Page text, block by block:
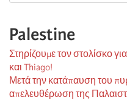
Palestine
Στηρίζουμε τον στολίσκο
και Thiago!
Μετά την κατάπαυση του
απελευθέρωση της